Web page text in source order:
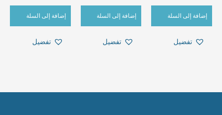
إضافة إلى السلة
تفضيل
إضافة إلى السلة
تفضيل
إضافة إلى السلة
تفضيل